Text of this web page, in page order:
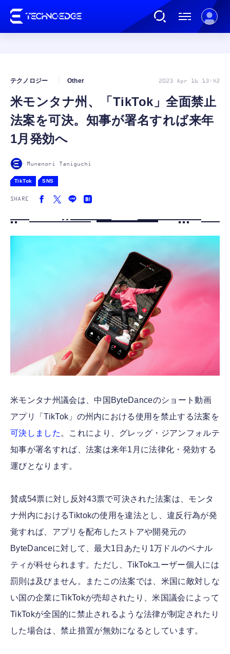
AI
カルチャー
FOLLOW US
米モンタナ州、「TikTok」全面禁止
法案を可決。知事が署名すれば来年
1月発効へ
テクノロジー Other 2023 Apr 16 13:42
Munenori Taniguchi
TikTok SNS
SHARE
米モンタナ州議会は、中国ByteDanceのショート動画
アプリ「TikTok」の州内における使用を禁止する法案を
可決しました 。これにより、グレッグ・ジアンフォルテ
知事が署名すれば、法案は来年1月に法律化・発効する
運びとなります。
賛成54票に対し反対43票で可決された法案は、モンタ
ナ州内におけるTiktokの使用を違法とし、違反行為が発
覚すれば、アプリを配布したストアや開発元の
ByteDanceに対して、最大1日あたり1万ドルのペナル
ティが科せられます。ただし、TikTokユーザー個人には
罰則は及びません。またこの法案では、米国に敵対しな
い国の企業にTikTokが売却されたり、米国議会によって
TikTokが全国的に禁止されるような法律が制定されたり
した場合は、禁止措置が無効になるとしています。